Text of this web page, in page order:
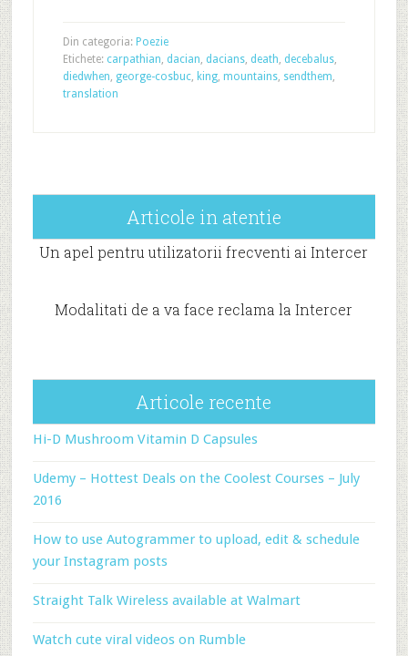
Din categoria: Poezie
Etichete: carpathian, dacian, dacians, death, decebalus,
diedwhen, george-cosbuc, king, mountains, sendthem,
translation
Articole in atentie
Un apel pentru utilizatorii frecventi ai Intercer
Modalitati de a va face reclama la Intercer
Articole recente
Hi-D Mushroom Vitamin D Capsules
Udemy – Hottest Deals on the Coolest Courses – July
2016
How to use Autogrammer to upload, edit & schedule
your Instagram posts
Straight Talk Wireless available at Walmart
Watch cute viral videos on Rumble